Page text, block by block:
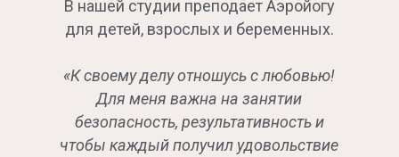
В нашей студии преподает Аэройогу
для детей, взрослых и беременных.
«К своему делу отношусь с любовью!
Для меня важна на занятии
безопасность, результативность и
чтобы каждый получил удовольствие